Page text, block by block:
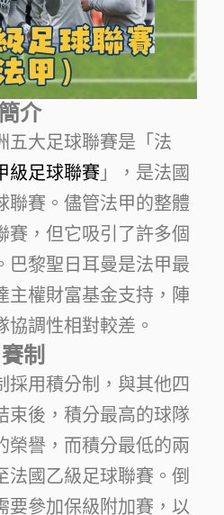
介
五大足球聯賽是「法
級足球聯賽 」，是法國
聯賽。儘管法甲的整體
賽，但它吸引了許多個
巴黎聖日耳曼是法甲最
主權財富基金支持，陣
協調性相對較差。
制
採用積分制，與其他四
束後，積分最高的球隊
榮譽，而積分最低的兩
法國乙級足球聯賽。倒
要參加保級附加賽，以